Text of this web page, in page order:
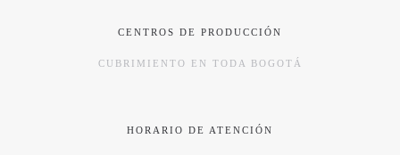
CENTROS DE PRODUCCIÓN
CUBRIMIENTO EN TODA BOGOTÁ
HORARIO DE ATENCIÓN